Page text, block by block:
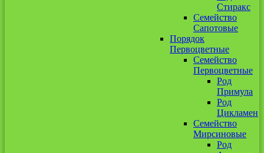
Стиракс
Семейство
Сапотовые
Порядок
Первоцветные
Семейство
Первоцветные
Род
Примула
Род
Цикламен
Семейство
Мирсиновые
Род